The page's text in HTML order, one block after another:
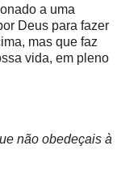
a uma
Deus para fazer
mas que faz
vida, em pleno
não obedeçais à